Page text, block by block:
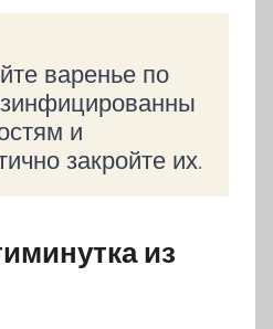
варенье по
и
закройте их.
из